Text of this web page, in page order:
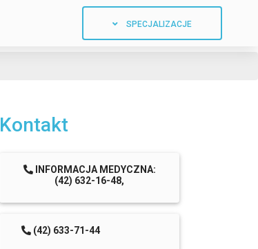
SPECJALIZACJE
Kontakt
INFORMACJA MEDYCZNA:
(42) 632-16-48,
(42) 633-71-44